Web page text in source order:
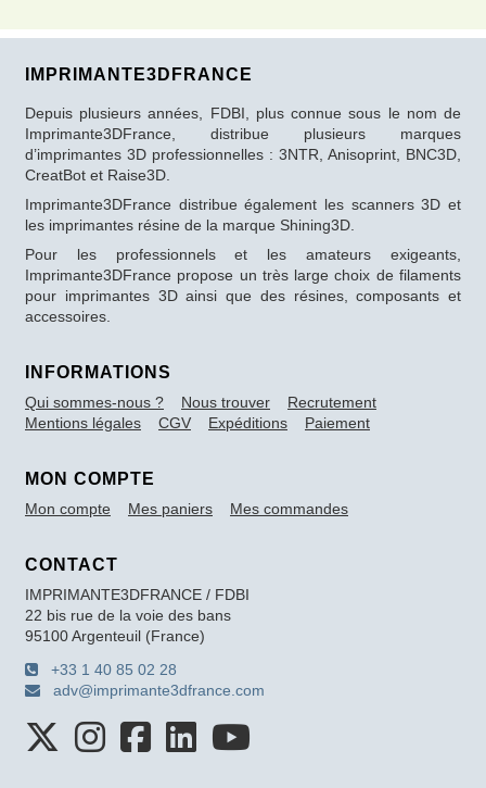
IMPRIMANTE3DFRANCE
Depuis plusieurs années, FDBI, plus connue sous le nom de
Imprimante3DFrance, distribue plusieurs marques
d’imprimantes 3D professionnelles : 3NTR, Anisoprint, BNC3D,
CreatBot et Raise3D.
Imprimante3DFrance distribue également les scanners 3D et
les imprimantes résine de la marque Shining3D.
Pour les professionnels et les amateurs exigeants,
Imprimante3DFrance propose un très large choix de filaments
pour imprimantes 3D ainsi que des résines, composants et
accessoires.
INFORMATIONS
Qui sommes-nous ? Nous trouver
Recrutement
Mentions légales
CGV Expéditions Paiement
MON COMPTE
Mon compte Mes paniers Mes commandes
CONTACT
IMPRIMANTE3DFRANCE / FDBI
22 bis rue de la voie des bans
95100 Argenteuil (France)
+33 1 40 85 02 28
adv@imprimante3dfrance.com